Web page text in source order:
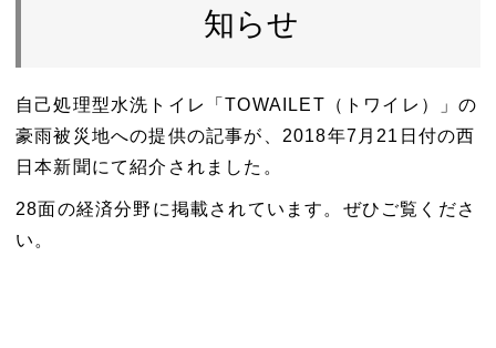
知らせ
自己処理型水洗トイレ「TOWAILET（トワイレ）」の
豪雨被災地への提供の記事が、2018年7月21日付の西
日本新聞にて紹介されました。
28面の経済分野に掲載されています。ぜひご覧くださ
い。